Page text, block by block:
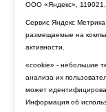
ООО «Яндекс», 119021,
Сервис Яндекс
размещаемые на
активности.
«cookie» - небольшие
анализа их
может
Информация об